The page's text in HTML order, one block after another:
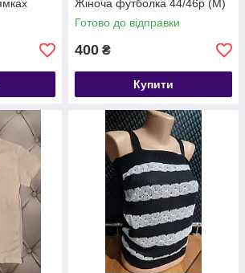
Жіноча футболка 44/46р (М)
Готово до відправки
400 ₴
Купити